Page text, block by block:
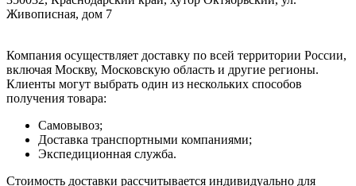
350032, Краснодарский край, хутор Октябрьский, ул.
Компания осуществляет доставку по всей территории России,
включая Москву, Московскую область и другие регионы.
Клиенты могут выбрать один из нескольких способов
Самовывоз;
Доставка транспортными компаниями;